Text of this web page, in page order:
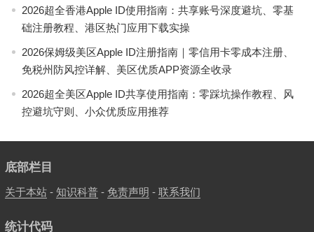
2026超全香港Apple ID使用指南：共享账号深度避坑、零基
础注册教程、港区热门应用下载实操
2026保姆级美区Apple ID注册指南｜零信用卡零成本注册、
免税州防风控详解、美区优质APP资源全收录
2026超全美区Apple ID共享使用指南：零踩坑操作教程、风
控避坑守则、小众优质应用推荐
底部栏目
关于本站- 知识科普- 免责声明 - 联系我们
统计代码